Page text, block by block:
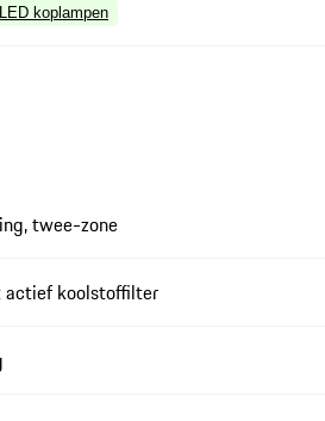
koplampen
twee-zone
koolstoffilter